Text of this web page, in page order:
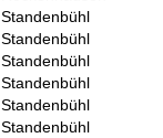
Standenbühl
Standenbühl
Standenbühl
Standenbühl
Standenbühl
Standenbühl